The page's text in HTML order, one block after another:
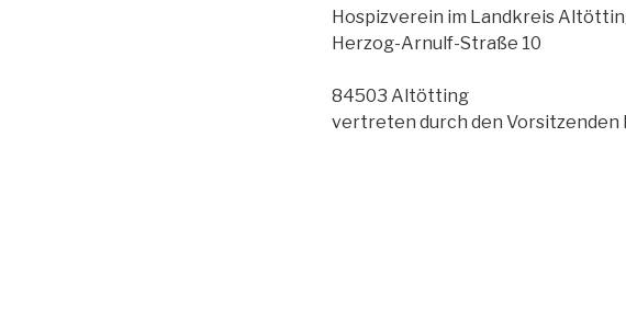
Hospizverein im Landkreis
Herzog-Arnulf-Straße 10
84503 Altötting
vertreten durch den Vorsitzenden